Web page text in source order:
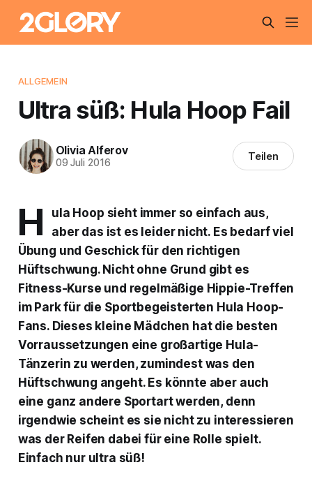
ALLGEMEIN
Ultra süß: Hula Hoop Fail
Olivia Alferov
09 Juli 2016 Teilen
H
ula Hoop sieht immer so einfach aus,
aber das ist es leider nicht. Es bedarf viel
Übung und Geschick für den richtigen
Hüftschwung. Nicht ohne Grund gibt es
Fitness-Kurse und regelmäßige Hippie-Treffen
im Park für die Sportbegeisterten Hula Hoop-
Fans. Dieses kleine Mädchen hat die besten
Vorraussetzungen eine großartige Hula-
Tänzerin zu werden, zumindest was den
Hüftschwung angeht. Es könnte aber auch
eine ganz andere Sportart werden, denn
irgendwie scheint es sie nicht zu interessieren
was der Reifen dabei für eine Rolle spielt.
Einfach nur ultra süß!